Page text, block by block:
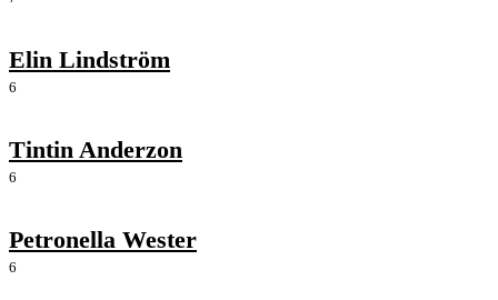
Elin Lindström
6
Tintin Anderzon
6
Petronella Wester
6